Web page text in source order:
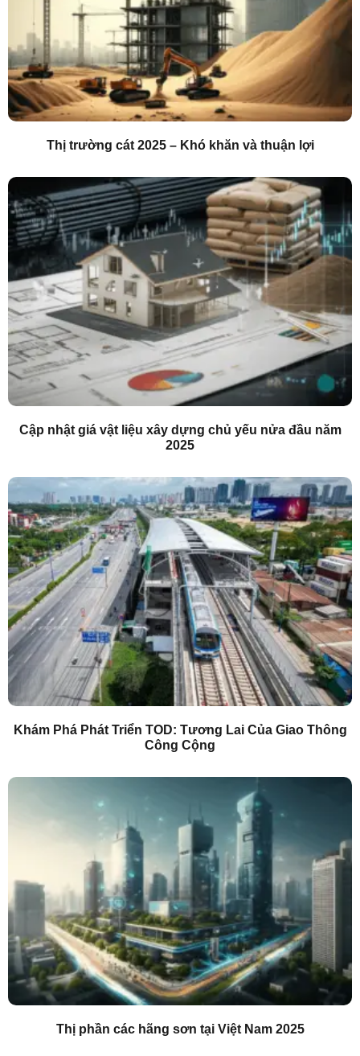
Thị trường cát 2025 – Khó khăn và thuận lợi
Cập nhật giá vật liệu xây dựng chủ yếu nửa đầu năm
2025
Khám Phá Phát Triển TOD: Tương Lai Của Giao Thông
Công Cộng
Thị phần các hãng sơn tại Việt Nam 2025